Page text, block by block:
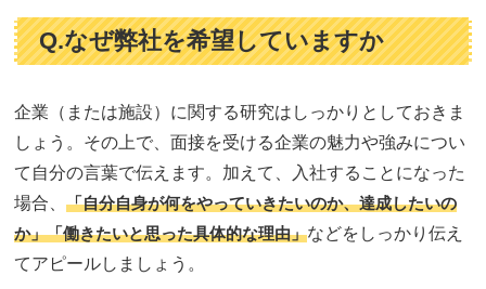
Q.なぜ弊社を希望していますか
企業（または施設）に関する研究はしっかりとしておきま
しょう。その上で、面接を受ける企業の魅力や強みについ
て自分の言葉で伝えます。加えて、入社することになった
場合、「自分自身が何をやっていきたいのか、達成したいの
か」「働きたいと思った具体的な理由」などをしっかり伝え
てアピールしましょう。